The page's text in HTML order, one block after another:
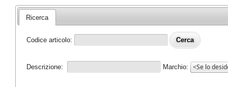
Ricerca
Codice articolo:
Descrizione: Marchio: